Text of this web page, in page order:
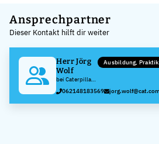
+
−
Ansprechpartner
Dieser Kontakt hilft dir weiter
Herr Jörg
Wolf
bei Caterpillar
Energy
Solutions
GmbH
Ausbildung,
062148183569 jorg.wolf@cat.com